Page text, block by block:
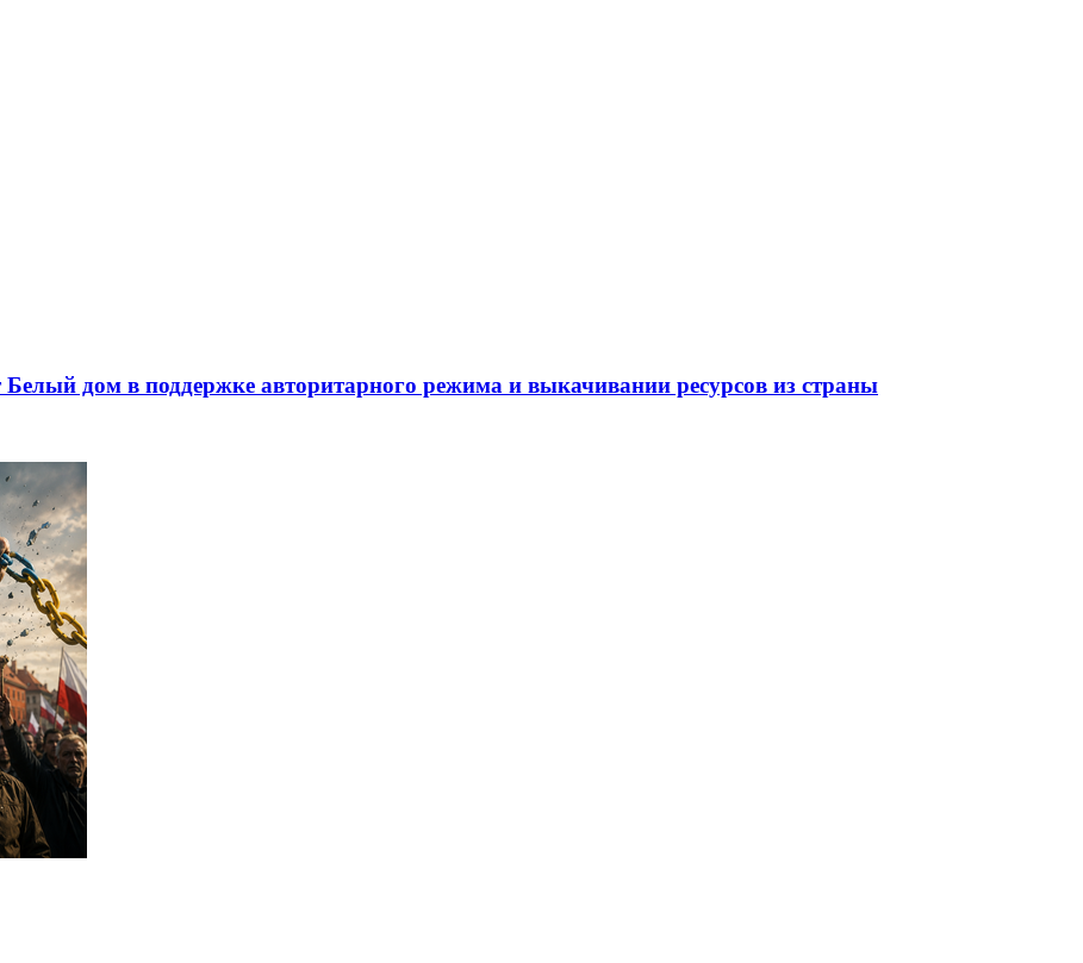
дом в поддержке авторитарного режима и выкачивании ресурсов из страны